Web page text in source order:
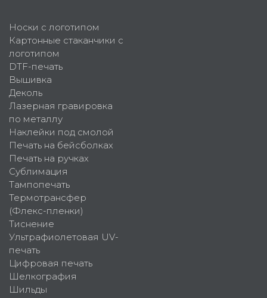
Носки с логотипом
Картонные стаканчики с
логотипом
DTF-печать
Вышивка
Деколь
Лазерная гравировка
по металлу
Наклейки под смолой
Печать на бейсболках
Печать на ручках
Сублимация
Тампопечать
Термотрансфер
(Флекс-пленки)
Тиснение
Ультрафиолетовая UV-
печать
Цифровая печать
Шелкография
Шильды